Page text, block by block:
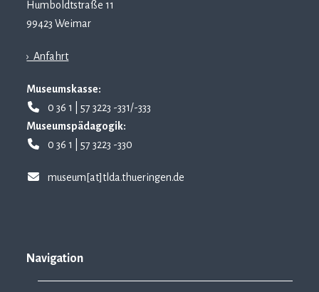
Humboldtstraße 11
99423 Weimar
› Anfahrt
Museumskasse:
0 36 1 | 57 3223 -331/-333
Museumspädagogik:
0 36 1 | 57 3223 -330
museum[at]tlda.thueringen.de
Navigation